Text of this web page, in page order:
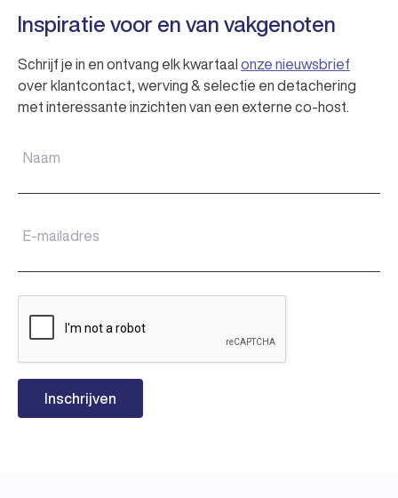
Inspiratie voor en van vakgenoten
Schrijf je in en ontvang elk kwartaal onze nieuwsbrief
over klantcontact, werving & selectie en detachering
met interessante inzichten van een externe co-host.